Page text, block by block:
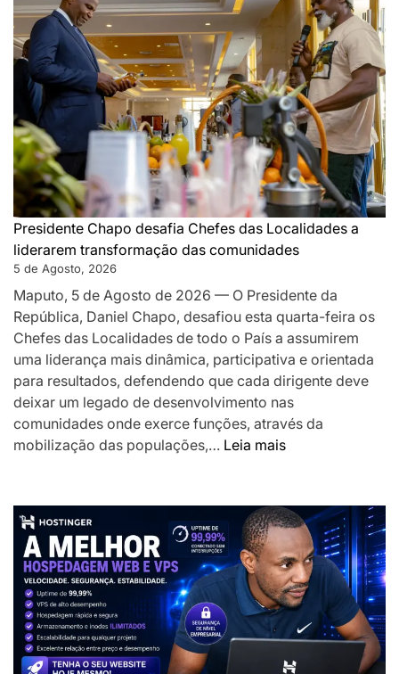
das
como
pilar
da
de
e
desafia-
os
o
local
Presidente Chapo desafia Chefes das Localidades a
liderarem transformação das comunidades
5 de Agosto, 2026
Maputo, 5 de Agosto de 2026 — O Presidente da
República, Daniel Chapo, desafiou esta quarta-feira os
Chefes das Localidades de todo o País a assumirem
uma liderança mais dinâmica, participativa e orientada
para resultados, defendendo que cada dirigente deve
deixar um legado de desenvolvimento nas
comunidades onde exerce funções, através da
mobilização das populações,… Leia mais:
desafia
Chefes
das
Localidades
a
liderarem
transformação
das